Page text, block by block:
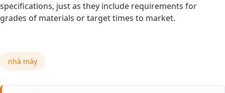
specifications, just as they include requirements for
grades of materials or target times to market.
nhà máy